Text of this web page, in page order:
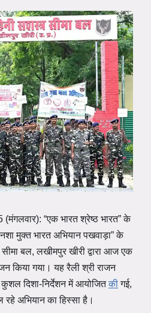
“एक भारत श्रेष्ठ भारत” के
मुक्त भारत अभियान पखवाड़ा” के
बल, लखीमपुर खीरी द्वारा आज एक
किया गया। यह रैली श्री राजन
दिशा-निर्देशन में आयोजितकीगई,
अभियान का हिस्सा है।